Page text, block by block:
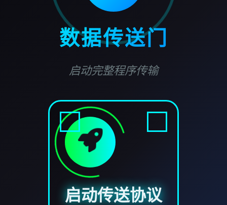
数据传送门
启动完整程序传输
启动传送协议